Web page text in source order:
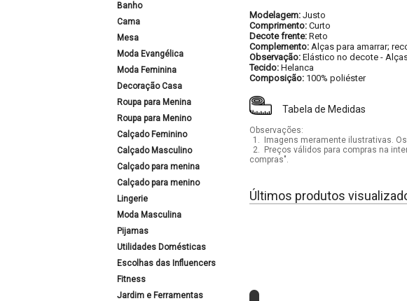
Banho
Cama
Mesa
Moda Evangélica
Moda Feminina
Decoração Casa
Roupa para Menina
Roupa para Menino
Calçado Feminino
Calçado Masculino
Calçado para menina
Calçado para menino
Lingerie
Moda Masculina
Pijamas
Utilidades Domésticas
Escolhas das Influencers
Fitness
Jardim e Ferramentas
Modelagem: Justo
Comprimento: Curto
Decote frente: Reto
Complemento: Alças para amarrar;
Observação: Elástico no decote -
Tecido: Helanca
Composição: 100% poliéster
Tabela de Medidas
Observações:
1.
Imagens meramente ilustrativas.
2.
Preços válidos para compras na
compras".
Últimos produtos